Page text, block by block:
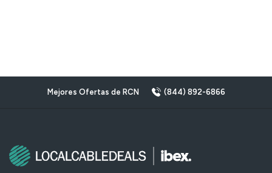
Mejores Ofertas de RCN (844) 892-6866